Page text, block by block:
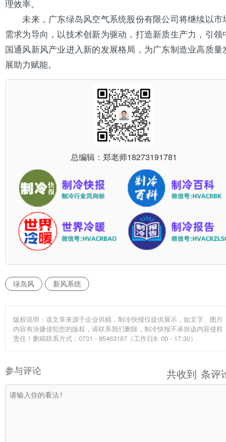
理效率。
未来，广东绿岛风空气系统股份有限公司将继续以市
需求为导向，以技术创新为驱动，打造新质生产力，引领
国通风新风产业进入新的发展格局，为广东制造业高质量
展助力赋能。
总编辑：郑老师18273191781
绿岛风 新风系统
版权说明：该文章来源于企业供稿，制冷快报仅提供展示，如文字、图片
内容有涉嫌侵犯您的版权，请联系我们删除，制冷快报不承担该内容侵权
责任！删稿联系方式：0731 - 85463187（工作日8: 00 - 17:30）
参与评论 共收到 条评